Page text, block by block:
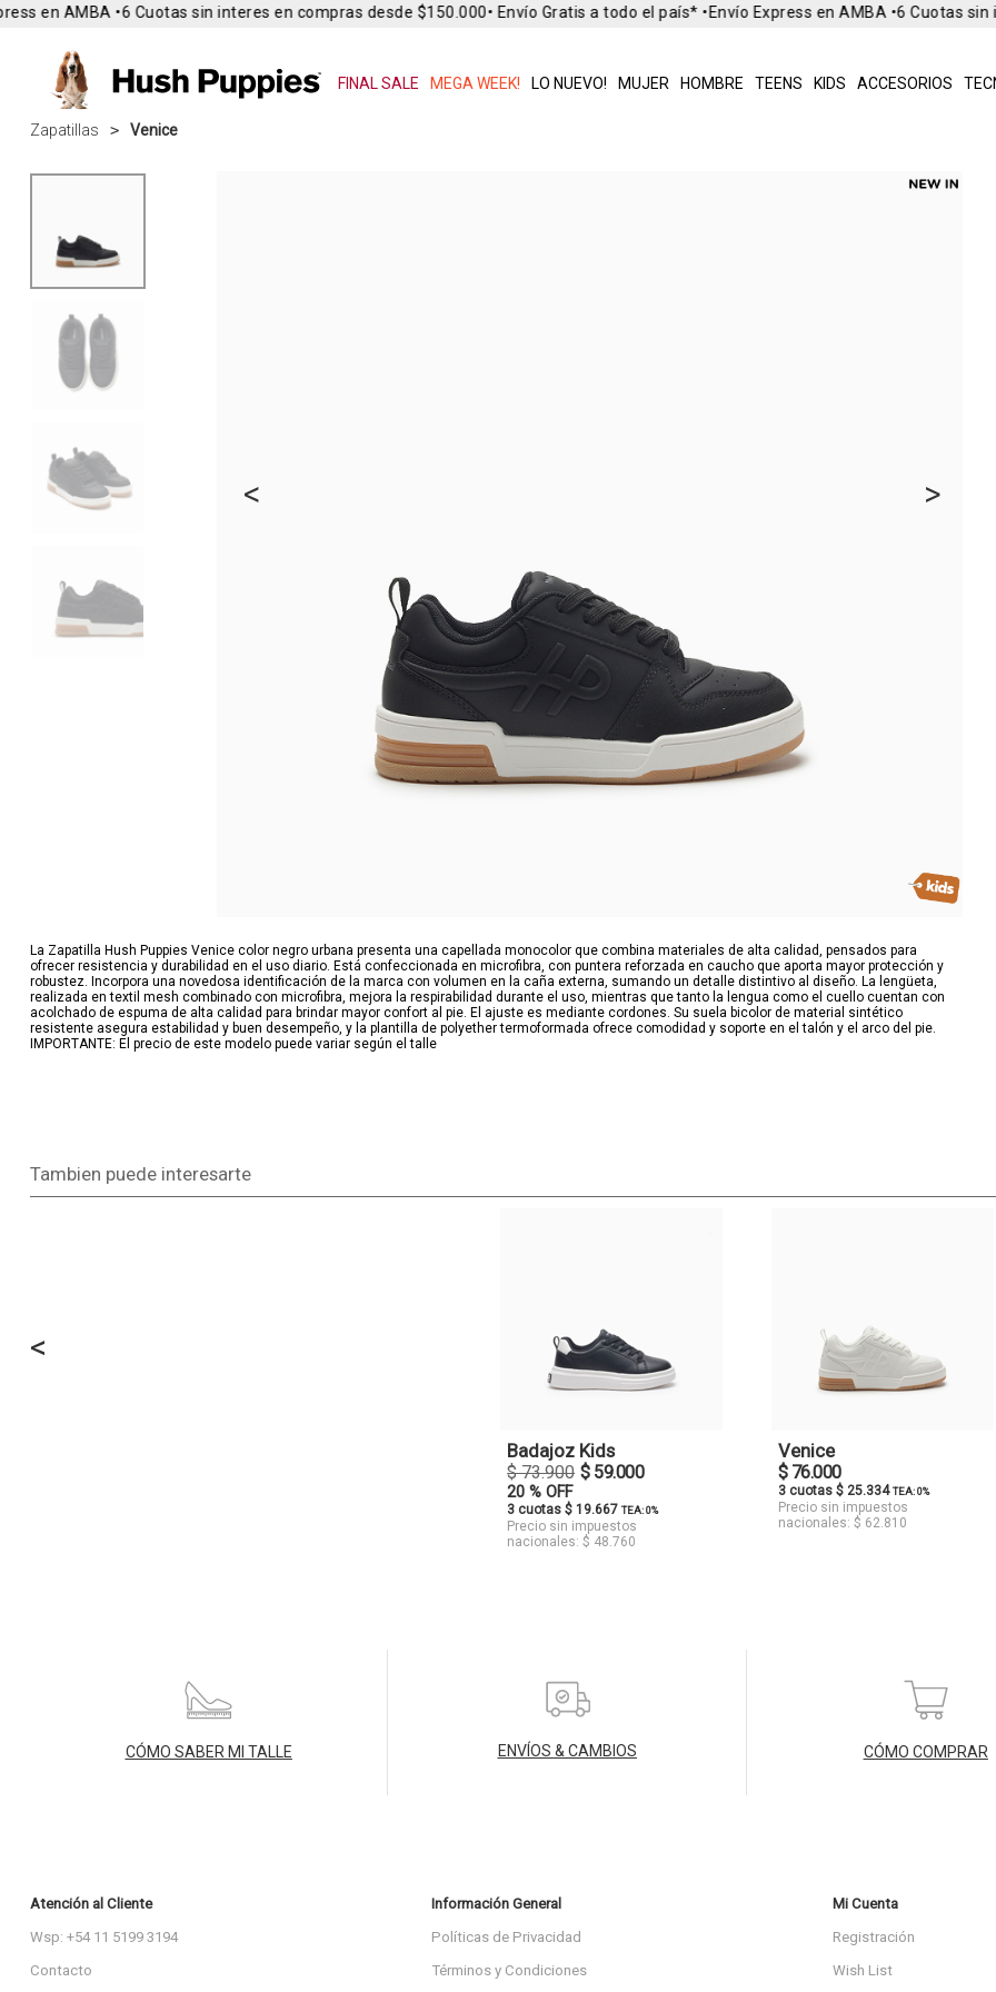
FINAL SALE MEGA WEEK! LO NUEVO! MUJER HOMBRE TEENS KIDS ACCESORIOS
en AMBA •6 Cuotas sin interes en compras desde $150.000• Envío Gratis a todo el país* •Envío Express en AMBA •6 Cuotas sin
Zapatillas Venice
< >
La Zapatilla Hush Puppies Venice color negro urbana presenta una capellada monocolor que combina materiales de alta calidad, pensados para
ofrecer resistencia y durabilidad en el uso diario. Está confeccionada en microfibra, con puntera reforzada en caucho que aporta mayor protección y
robustez. Incorpora una novedosa identificación de la marca con volumen en la caña externa, sumando un detalle distintivo al diseño. La lengüeta,
realizada en textil mesh combinado con microfibra, mejora la respirabilidad durante el uso, mientras que tanto la lengua como el cuello cuentan con
acolchado de espuma de alta calidad para brindar mayor confort al pie. El ajuste es mediante cordones. Su suela bicolor de material sintético
resistente asegura estabilidad y buen desempeño, y la plantilla de polyether termoformada ofrece comodidad y soporte en el talón y el arco del pie.
IMPORTANTE: El precio de este modelo puede variar según el talle
Tambien puede interesarte
<
Badajoz Kids
$ 73.900 $ 59.000
20 % OFF
3 cuotas $ 19.667TEA: 0%
Precio sin impuestos
nacionales: $ 48.760
Venice
$ 76.000
3 cuotas $ 25.334TEA: 0%
Precio sin impuestos
nacionales: $ 62.810
CÓMO SABER MI TALLE ENVÍOS & CAMBIOS CÓMO COMPRAR
Atención al Cliente
Wsp: +54 11 5199 3194
Contacto
Información General
Políticas de Privacidad
Términos y Condiciones
Mi Cuenta
Registración
Wish List